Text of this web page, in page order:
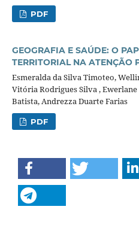
PDF
GEOGRAFIA E SAÚDE: O
TERRITORIAL NA ATENÇÃO
Esmeralda da Silva Timoteo,
Vitória Rodrigues Silva ,
Batista, Andrezza Duarte Farias
PDF